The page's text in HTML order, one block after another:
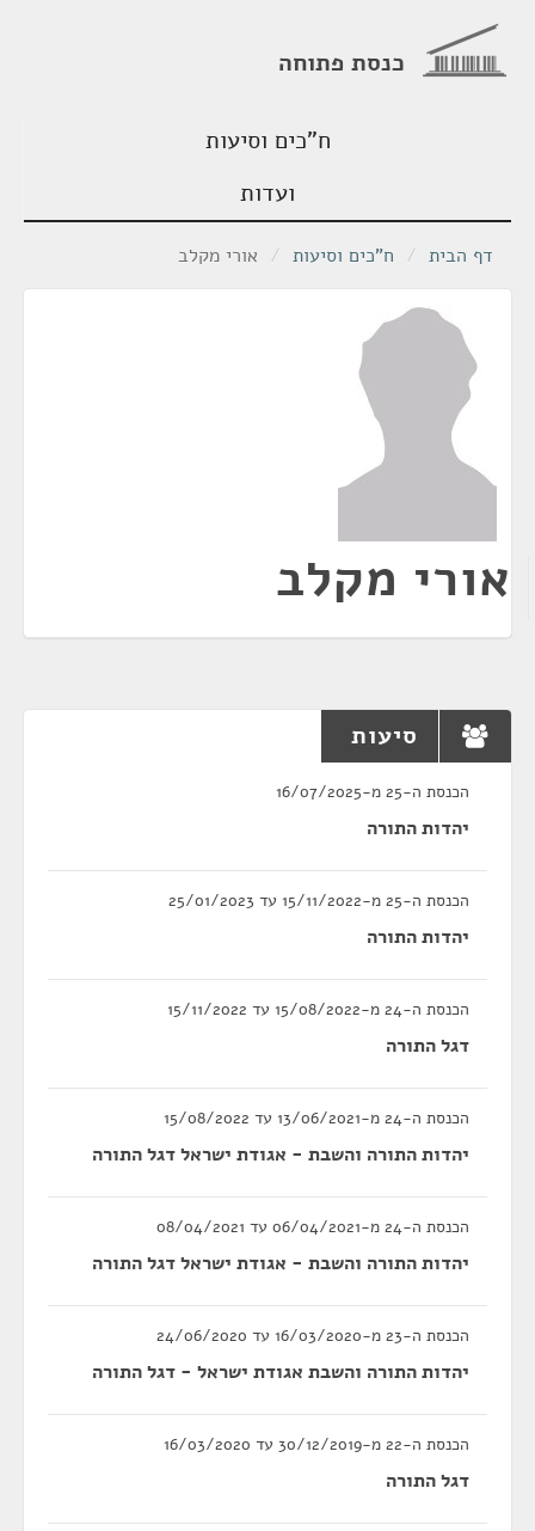
כנסת פתוחה
ח"כים וסיעות
ועדות
דף הבית / ח"כים וסיעות / אורי מקלב
אורי מקלב
סיעות
הכנסת ה-25 מ-16/07/2025
יהדות התורה
הכנסת ה-25 מ-15/11/2022 עד 25/01/2023
יהדות התורה
הכנסת ה-24 מ-15/08/2022 עד 15/11/2022
דגל התורה
הכנסת ה-24 מ-13/06/2021 עד 15/08/2022
יהדות התורה והשבת - אגודת ישראל דגל התורה
הכנסת ה-24 מ-06/04/2021 עד 08/04/2021
יהדות התורה והשבת - אגודת ישראל דגל התורה
הכנסת ה-23 מ-16/03/2020 עד 24/06/2020
יהדות התורה והשבת אגודת ישראל - דגל התורה
הכנסת ה-22 מ-30/12/2019 עד 16/03/2020
דגל התורה